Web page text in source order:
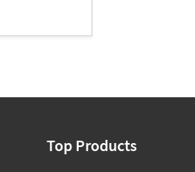
Top Products